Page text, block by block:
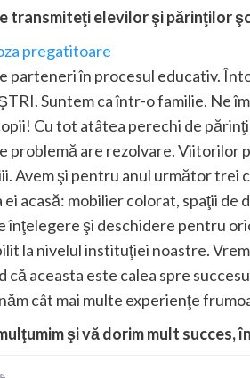
transmiteţi elevilor şi părinţilor
parteneri în procesul educativ.
Suntem ca într-o familie. Ne
Cu tot atâtea perechi de
problemă are rezolvare. Viitorilor
Avem şi pentru anul următor trei
ei acasă: mobilier colorat, spaţii
înţelegere şi deschidere pentru
la nivelul instituţiei noastre.
că aceasta este calea spre
cât mai multe experienţe
şi vă dorim mult succes,